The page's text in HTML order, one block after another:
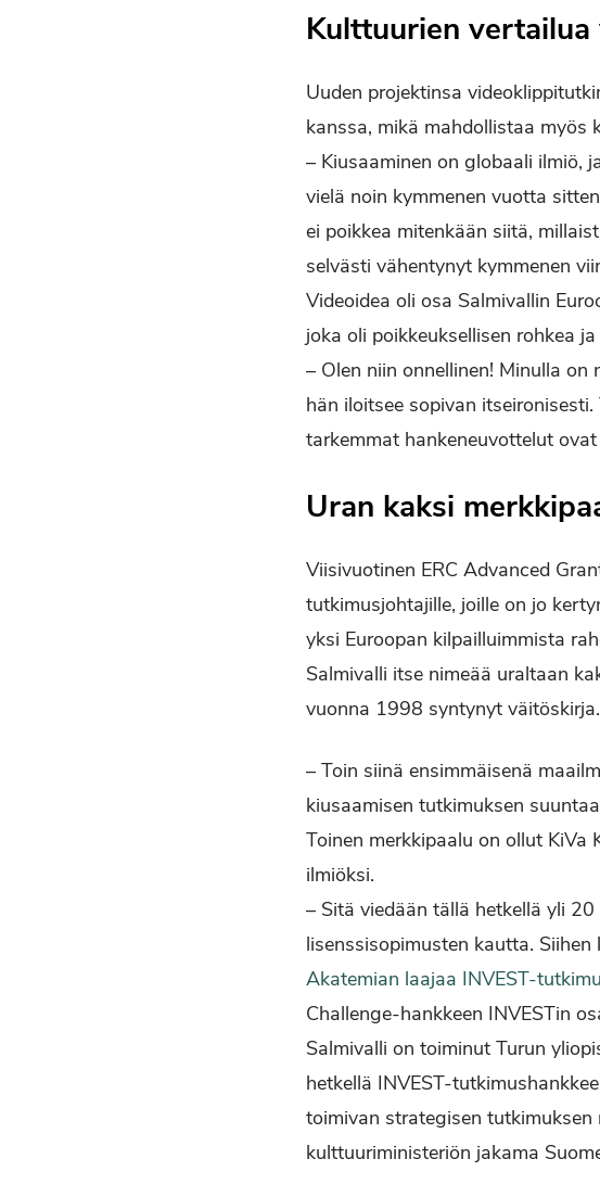
Kulttuurien
Uuden projektinsa
kanssa, mikä mahdollistaa myös
– Kiusaaminen on globaali ilmiö,
vielä noin kymmenen vuotta
ei poikkea mitenkään siitä,
selvästi vähentynyt kymmenen
Videoidea oli osa Salmivallin
joka oli poikkeuksellisen rohkea
– Olen niin onnellinen! Minulla
hän iloitsee sopivan
tarkemmat hankeneuvottelut
Uran kaksi
Viisivuotinen ERC Advanced
tutkimusjohtajille, joille on jo
yksi Euroopan kilpailluimmista
Salmivalli itse nimeää uraltaan
vuonna 1998 syntynyt väitöskirja.
– Toin siinä ensimmäisenä
kiusaamisen tutkimuksen
Toinen merkkipaalu on ollut KiVa
ilmiöksi.
– Sitä viedään tällä hetkellä yli
lisenssisopimusten kautta.
Akatemian laajaa INVEST-
Challenge-hankkeen INVESTin
Salmivalli on toiminut Turun
hetkellä INVEST-
toimivan strategisen
kulttuuriministeriön jakama